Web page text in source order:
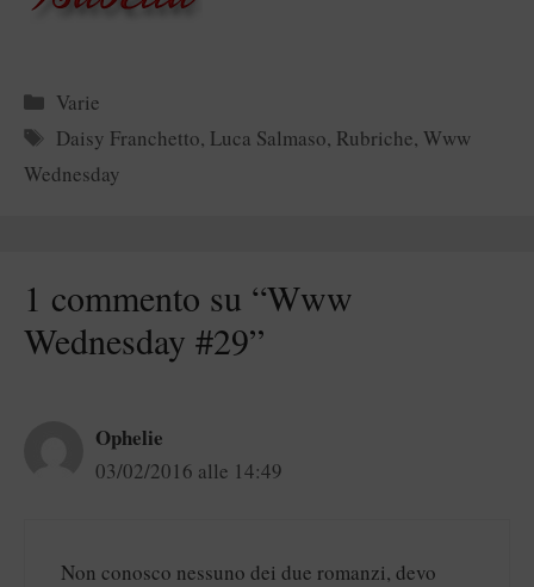
Categorie
Varie
Tag
Daisy Franchetto, Luca Salmaso, Rubriche,Www
Wednesday
1 commento su “Www
Wednesday #29”
Ophelie
03/02/2016 alle 14:49
Non conosco nessuno dei due romanzi, devo